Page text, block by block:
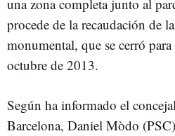
una zona completa junto al
procede de la recaudación de
monumental, que se cerró
octubre de 2013.
Según ha informado el
Barcelona, Daniel Mòdo